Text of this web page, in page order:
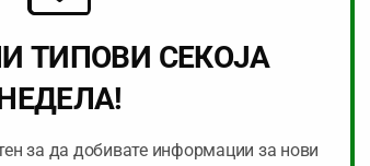
ЈУЛИ 8,
ТИПОВИ СЕКОЈА
за да добивате информации за нови